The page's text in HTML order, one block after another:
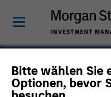
Bitte wählen Sie
Optionen, bevor
Mojo